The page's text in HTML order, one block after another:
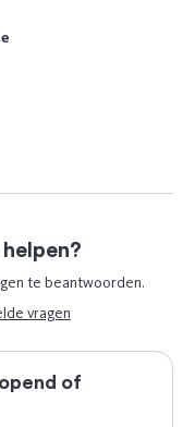
te beantwoorden.
vragen
of